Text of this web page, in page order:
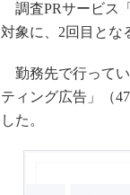
調査PRサービス
対象に、2回目とな
勤務先で行ってい
ティング広告」（
した。